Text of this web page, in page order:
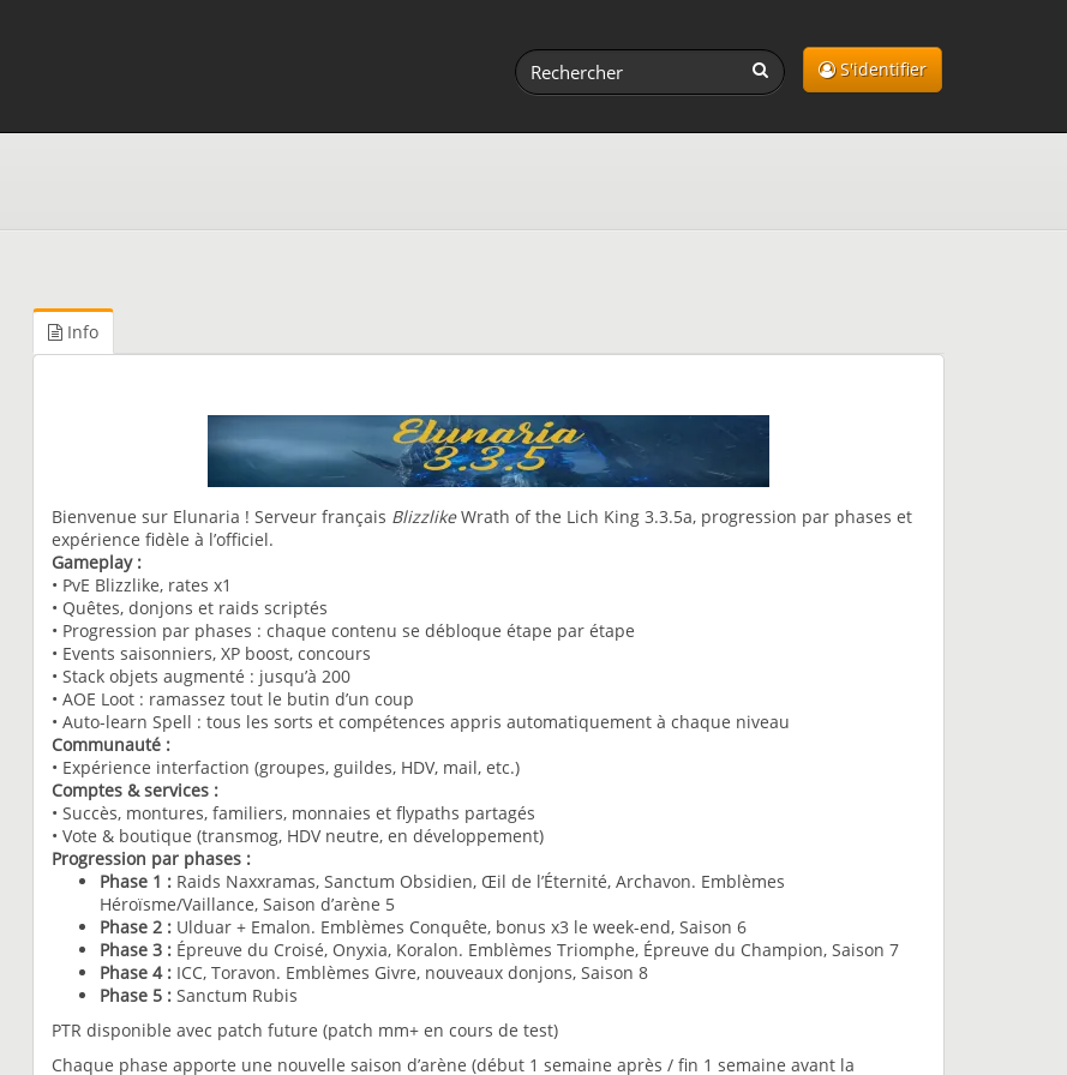
S'identifier
Info
Bienvenue sur Elunaria ! Serveur français BlizzlikeWrath of the Lich King 3.3.5a, progression par phases et
expérience fidèle à l’officiel.
Gameplay :
• PvE Blizzlike, rates x1
• Quêtes, donjons et raids scriptés
• Progression par phases : chaque contenu se débloque étape par étape
• Events saisonniers, XP boost, concours
• Stack objets augmenté : jusqu’à 200
• AOE Loot : ramassez tout le butin d’un coup
• Auto-learn Spell : tous les sorts et compétences appris automatiquement à chaque niveau
Communauté :
• Expérience interfaction (groupes, guildes, HDV, mail, etc.)
Comptes & services :
• Succès, montures, familiers, monnaies et flypaths partagés
• Vote & boutique (transmog, HDV neutre, en développement)
Progression par phases :
Phase 1 : Raids Naxxramas, Sanctum Obsidien, Œil de l’Éternité, Archavon. Emblèmes
Héroïsme/Vaillance, Saison d’arène 5
Phase 2 : Ulduar + Emalon. Emblèmes Conquête, bonus x3 le week-end, Saison 6
Phase 3 : Épreuve du Croisé, Onyxia, Koralon. Emblèmes Triomphe, Épreuve du Champion, Saison 7
Phase 4 : ICC, Toravon. Emblèmes Givre, nouveaux donjons, Saison 8
Phase 5 : Sanctum Rubis
PTR disponible avec patch future (patch mm+ en cours de test)
Chaque phase apporte une nouvelle saison d’arène (début 1 semaine après / fin 1 semaine avant la